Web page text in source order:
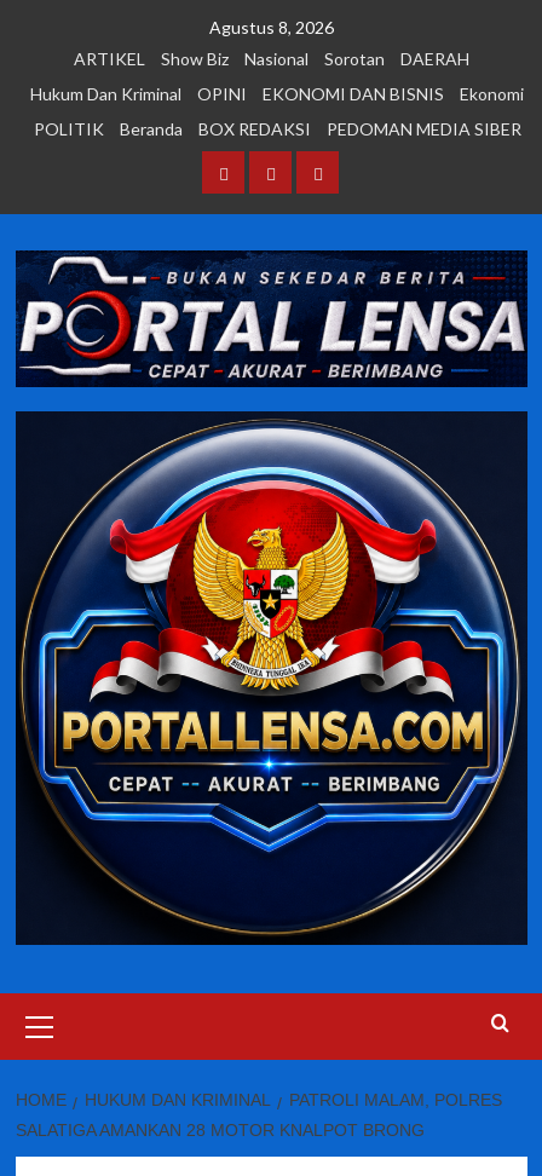
Agustus 8, 2026
ARTIKEL
Show Biz Nasional Sorotan
DAERAH
Hukum Dan Kriminal
OPINI EKONOMI DAN BISNIS
Ekonomi
POLITIK
Beranda BOX REDAKSI PEDOMAN MEDIA SIBER
BerandaBOX PEDOMAN
SIBER
Menu
HOME HUKUM DAN KRIMINAL
PATROLI MALAM, POLRES
SALATIGA AMANKAN 28 MOTOR KNALPOT BRONG